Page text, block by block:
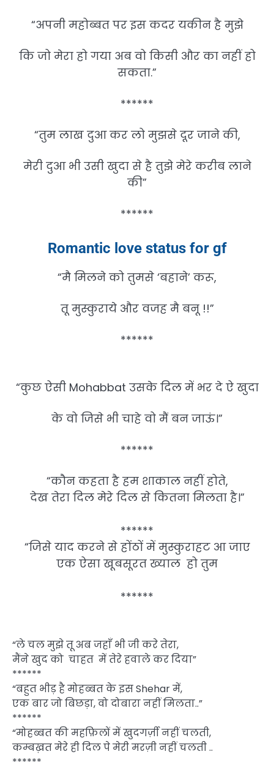
“अपनी महोब्बत पर इस कदर यकीन है मुझे
कि जो मेरा हो गया अब वो किसी और का नहीं हो
सकता.”
******
“तुम लाख दुआ कर लो मुझसे दूर जाने की,
मेरी दुआ भी उसी खुदा से है तुझे मेरे करीब लाने
की”
******
Romantic love status for gf
“मै मिलने को तुमसे ‘बहाने’ करू,
तू मुस्कुराये और वजह मै बनू !!”
******
“कुछ ऐसी Mohabbat उसके दिल में भर दे ऐ खुदा
के वो जिसे भी चाहे वो मैं बन जाऊं।”
******
“कौन कहता है हम शाकाल नहीं होते,
देख तेरा दिल मेरे दिल से कितना मिलता है।”
******
“जिसे याद करने से होंठों में मुस्कुराहट आ जाए
एक ऐसा खूबसूरत ख्याल हो तुम
******
“ले चल मुझे तू अब जहाँ भी जी करे तेरा,
मैंने खुद को चाहत में तेरे हवाले कर दिया”
******
“बहुत भीड़ है मोहब्बत के इस Shehar में,
एक बार जो बिछड़ा, वो दोबारा नहीं मिलता..”
******
“मोहब्बत की महफ़िलों में खुदगर्ज़ी नहीं चलती,
कम्बख़त मेरे ही दिल पे मेरी मरज़ी नहीं चलती ..
******